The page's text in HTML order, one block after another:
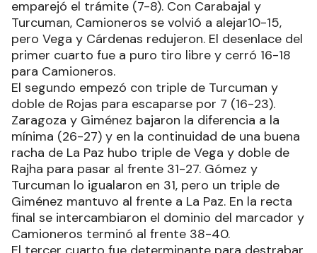
emparejó el trámite (7-8). Con Carabajal y
Turcuman, Camioneros se volvió a alejar10-15,
pero Vega y Cárdenas redujeron. El desenlace del
primer cuarto fue a puro tiro libre y cerró 16-18
para Camioneros.
El segundo empezó con triple de Turcuman y
doble de Rojas para escaparse por 7 (16-23).
Zaragoza y Giménez bajaron la diferencia a la
mínima (26-27) y en la continuidad de una buena
racha de La Paz hubo triple de Vega y doble de
Rajha para pasar al frente 31-27. Gómez y
Turcuman lo igualaron en 31, pero un triple de
Giménez mantuvo al frente a La Paz. En la recta
final se intercambiaron el dominio del marcador y
Camioneros terminó al frente 38-40.